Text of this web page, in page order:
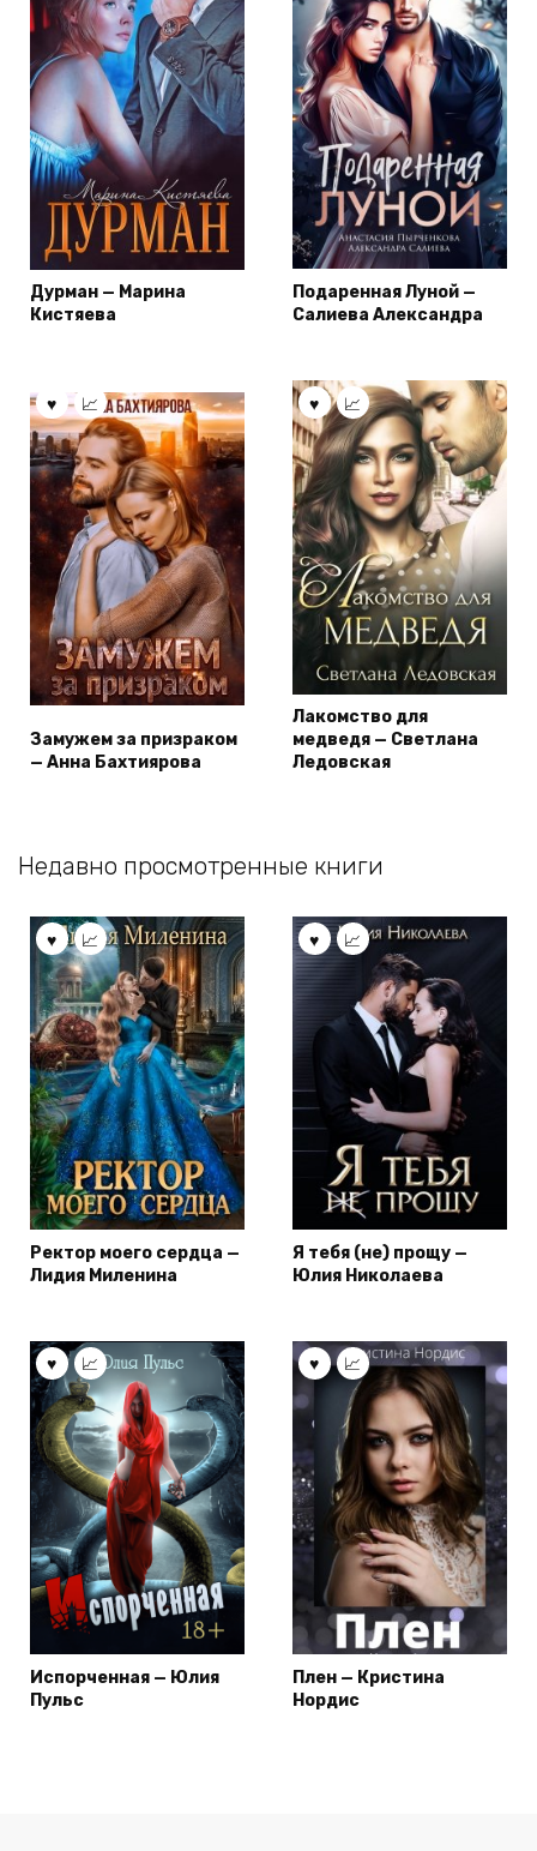
Дурман — Марина
Кистяева
Подаренная Луной —
Салиева Александра
Замужем за призраком
— Анна Бахтиярова
Лакомство для
медведя — Светлана
Ледовская
Недавно просмотренные книги
Ректор моего сердца —
Лидия Миленина
Я тебя (не) прощу —
Юлия Николаева
Испорченная — Юлия
Пульс
Плен — Кристина
Нордис